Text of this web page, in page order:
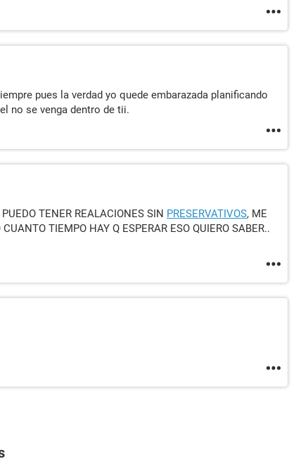
pues la verdad yo quede embarazada planificando
no se venga dentro de tii.
TENER REALACIONES SIN PRESERVATIVOS, ME
TIEMPO HAY Q ESPERAR ESO QUIERO SABER..